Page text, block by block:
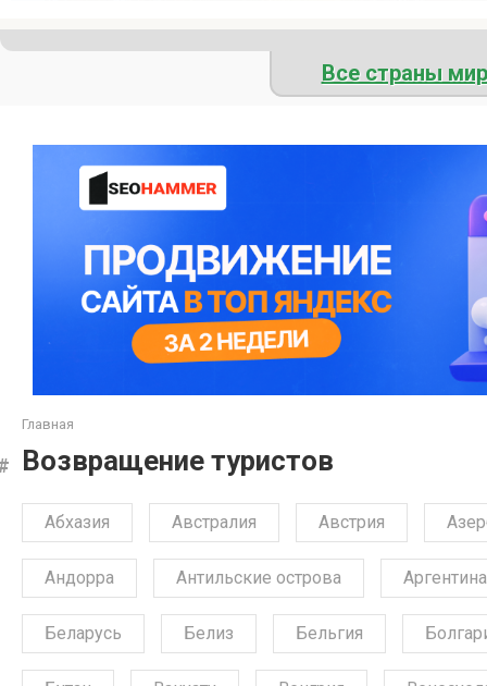
Все страны
Главная
Возвращение туристов
Абхазия Австралия Австрия
Андорра Антильские острова Аргентина
Беларусь Белиз Бельгия